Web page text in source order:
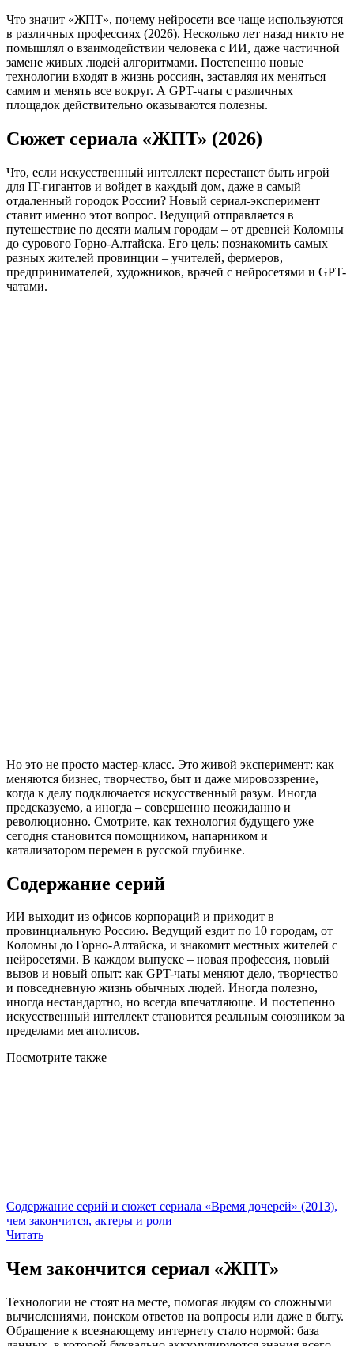
Что значит «ЖПТ», почему нейросети все чаще используются
в различных профессиях (2026). Несколько лет назад никто не
помышлял о взаимодействии человека с ИИ, даже частичной
замене живых людей алгоритмами. Постепенно новые
технологии входят в жизнь россиян, заставляя их меняться
самим и менять все вокруг. А GPT-чаты с различных
площадок действительно оказываются полезны.
Сюжет сериала «ЖПТ» (2026)
Что, если искусственный интеллект перестанет быть игрой
для IT-гигантов и войдет в каждый дом, даже в самый
отдаленный городок России? Новый сериал-эксперимент
ставит именно этот вопрос. Ведущий отправляется в
путешествие по десяти малым городам – от древней Коломны
до сурового Горно-Алтайска. Его цель: познакомить самых
разных жителей провинции – учителей, фермеров,
предпринимателей, художников, врачей с нейросетями и GPT-
чатами.
Но это не просто мастер-класс. Это живой эксперимент: как
меняются бизнес, творчество, быт и даже мировоззрение,
когда к делу подключается искусственный разум. Иногда
предсказуемо, а иногда – совершенно неожиданно и
революционно. Смотрите, как технология будущего уже
сегодня становится помощником, напарником и
катализатором перемен в русской глубинке.
Содержание серий
ИИ выходит из офисов корпораций и приходит в
провинциальную Россию. Ведущий ездит по 10 городам, от
Коломны до Горно-Алтайска, и знакомит местных жителей с
нейросетями. В каждом выпуске – новая профессия, новый
вызов и новый опыт: как GPT-чаты меняют дело, творчество
и повседневную жизнь обычных людей. Иногда полезно,
иногда нестандартно, но всегда впечатляюще. И постепенно
искусственный интеллект становится реальным союзником за
пределами мегаполисов.
Посмотрите также
Содержание серий и сюжет сериала «Время дочерей» (2013),
чем закончится, актеры и роли
Читать
Чем закончится сериал «ЖПТ»
Технологии не стоят на месте, помогая людям со сложными
вычислениями, поиском ответов на вопросы или даже в быту.
Обращение к всезнающему интернету стало нормой: база